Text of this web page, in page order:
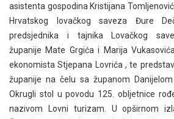
asistenta gospodina Kristijana
Hrvatskog lovačkog saveza Đure
predsjednika i tajnika Lovačkog
županije Mate Grgića i Marija
ekonomista Stjepana Lovrića , te
županije na čelu sa županom
Okrugli stol u povodu 125. obljetnice
nazivom Lovni turizam. U opširnom